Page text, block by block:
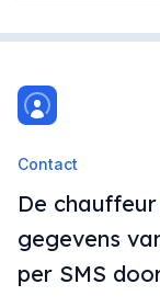
Contact
De
gegevens
per SMS